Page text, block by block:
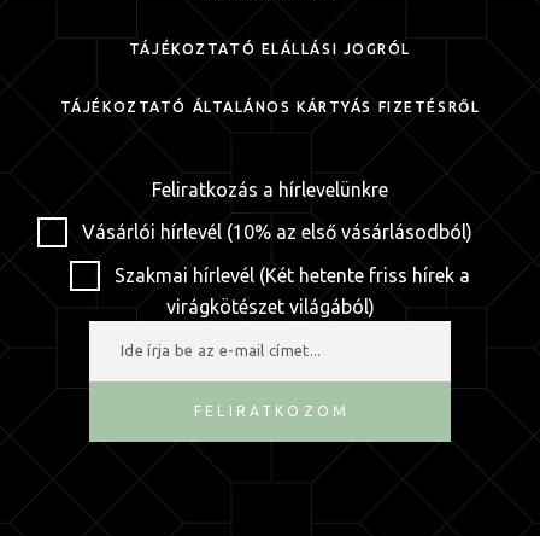
TÁJÉKOZTATÓ ELÁLLÁSI JOGRÓL
TÁJÉKOZTATÓ ÁLTALÁNOS KÁRTYÁS FIZETÉSRŐL
Feliratkozás a hírlevelünkre
Vásárlói hírlevél (10% az első vásárlásodból)
Szakmai hírlevél (Két hetente friss hírek a
virágkötészet világából)
FELIRATKOZOM